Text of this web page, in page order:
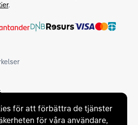
för att förbättra de tjänster
för våra användare,
.